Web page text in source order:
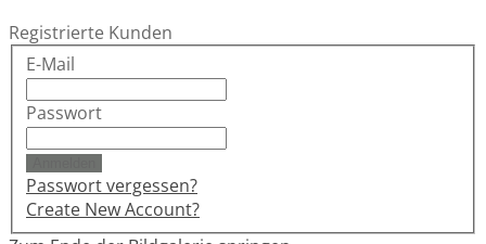
Registrierte Kunden
E-Mail
Passwort
Passwort vergessen?
Create New Account?